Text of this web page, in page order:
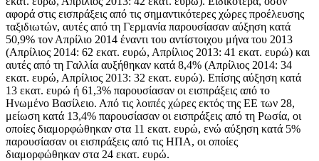
αφορά στις εισπράξεις από τις σημαντικότερες χώρες προέλευσης
ταξιδιωτών, αυτές από τη Γερμανία παρουσίασαν αύξηση κατά
50,9% τον Απρίλιο 2014 έναντι του αντίστοιχου μήνα του 2013
(Απρίλιος 2014: 62 εκατ. ευρώ, Απρίλιος 2013: 41 εκατ. ευρώ) και
αυτές από τη Γαλλία αυξήθηκαν κατά 8,4% (Απρίλιος 2014: 34
εκατ. ευρώ, Απρίλιος 2013: 32 εκατ. ευρώ). Επίσης αύξηση κατά
13 εκατ. ευρώ ή 61,3% παρουσίασαν οι εισπράξεις από το
Ηνωμένο Βασίλειο. Από τις λοιπές χώρες εκτός της ΕΕ των 28,
μείωση κατά 13,4% παρουσίασαν οι εισπράξεις από τη Ρωσία, οι
οποίες διαμορφώθηκαν στα 11 εκατ. ευρώ, ενώ αύξηση κατά 5%
παρουσίασαν οι εισπράξεις από τις ΗΠΑ, οι οποίες
διαμορφώθηκαν στα 24 εκατ. ευρώ.